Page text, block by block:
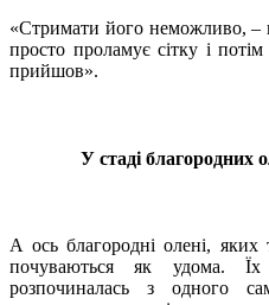
«Стримати його неможливо, –
просто проламує сітку і
прийшов».
У стаді благородних
А ось благородні олені,
почуваються як удома. Їх
розпочиналась з одного